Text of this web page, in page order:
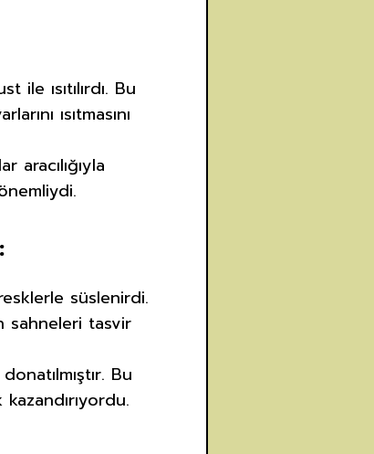
ile ısıtılırdı. Bu
ısıtmasını
aracılığıyla
süslenirdi.
sahneleri tasvir
Bu